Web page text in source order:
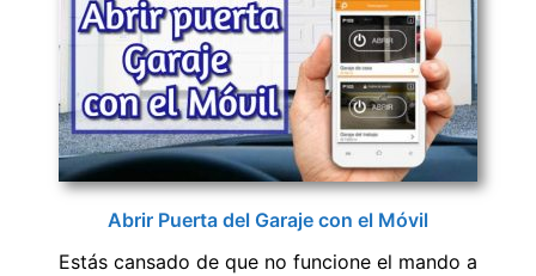
Abrir Puerta del Garaje con el Móvil
Estás cansado de que no funcione el mando a